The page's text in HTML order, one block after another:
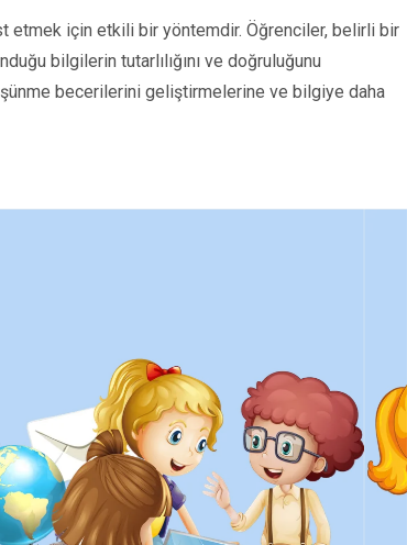
etmek için etkili bir yöntemdir. Öğrenciler, belirli bir
bilgilerin tutarlılığını ve doğruluğunu
becerilerini geliştirmelerine ve bilgiye daha